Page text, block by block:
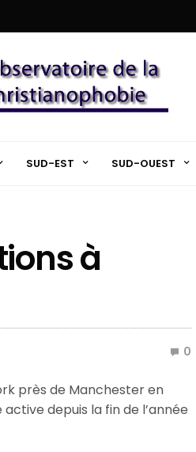
SUD-EST SUD-OUEST
à
0
près de Manchester en
depuis la fin de l’année